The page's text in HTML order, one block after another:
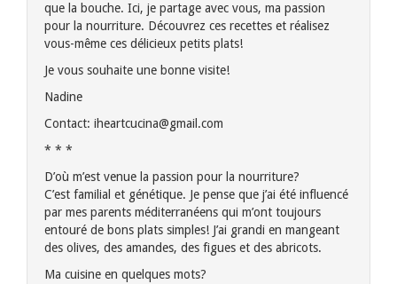
que la bouche. Ici, je partage avec vous, ma passion
pour la nourriture. Découvrez ces recettes et réalisez
vous-même ces délicieux petits plats!
Je vous souhaite une bonne visite!
Nadine
Contact: iheartcucina@gmail.com
* * *
D’où m’est venue la passion pour la nourriture?
C’est familial et génétique. Je pense que j’ai été influencé
par mes parents méditerranéens qui m’ont toujours
entouré de bons plats simples! J’ai grandi en mangeant
des olives, des amandes, des figues et des abricots.
Ma cuisine en quelques mots?